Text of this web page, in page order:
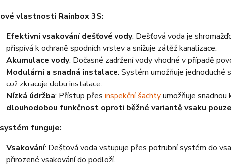
vlastnosti Rainbox 3S:
Efektivní vsakování dešťové vody: Dešťová voda je
přispívá k ochraně spodních vrstev a snižuje zátěž kanalizace.
Akumulace vody: Dočasné zadržení vody vhodné v případě
Modulární a snadná instalace: Systém umožňuje jednoduché
což zkracuje dobu instalace.
Nízká údržba: Přístup přes inspekční šachtyumožňuje snadnou
dlouhodobou funkčnost oproti běžné variantě vsaku
funguje:
Vsakování: Dešťová voda vstupuje přes potrubní systém do
přirozené vsakování do podloží.